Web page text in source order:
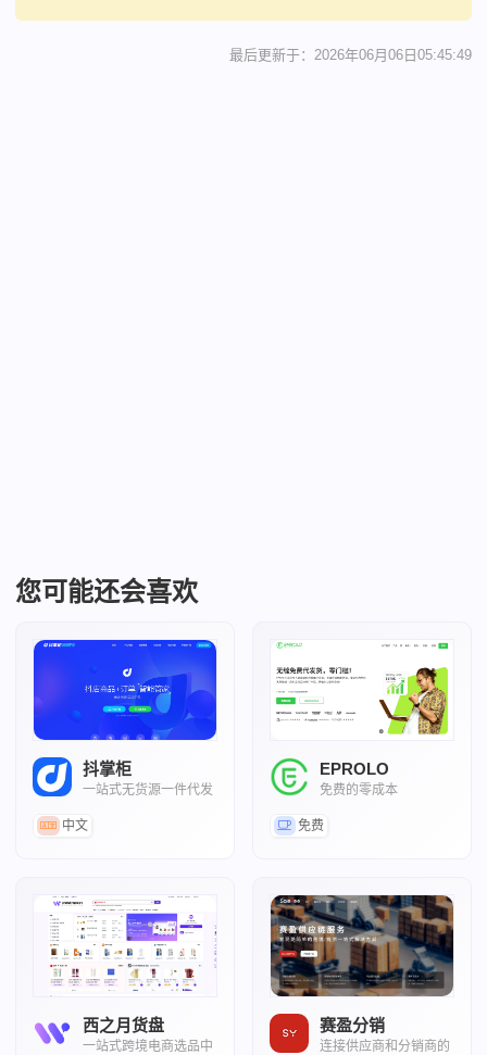
最后更新于：2026年06月06日05:45:49
您可能还会喜欢
抖掌柜
一站式无货源一件代发
中文
EPROLO
免费的零成本
免费
西之月货盘
一站式跨境电商选品中
赛盈分销
连接供应商和分销商的